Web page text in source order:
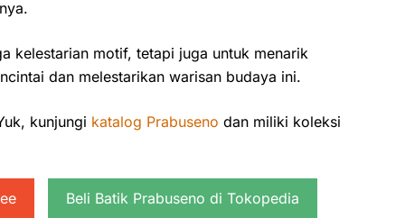
kelestarian motif, tetapi juga untuk menarik
dan melestarikan warisan budaya ini.
kunjungi katalog Prabuseno dan miliki koleksi
Beli Batik Prabuseno di Tokopedia